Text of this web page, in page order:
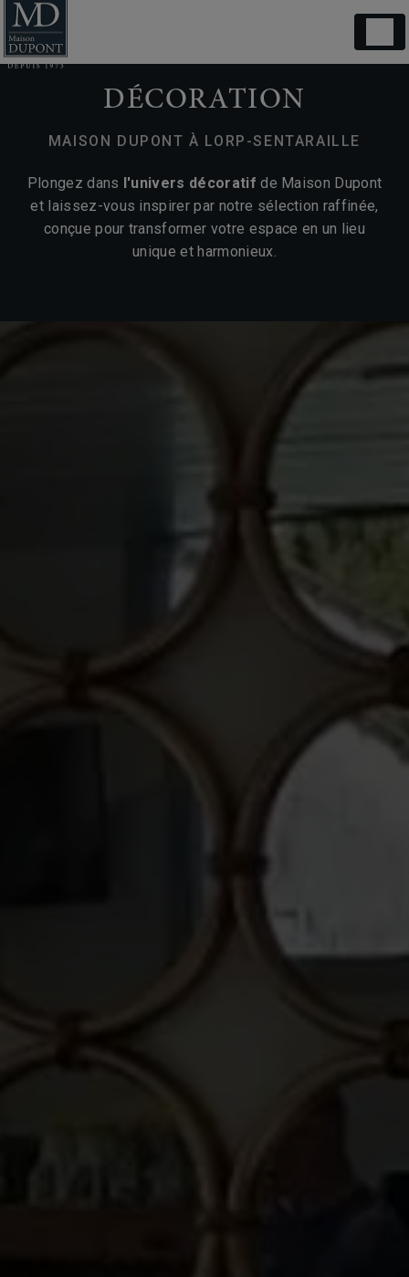
DÉCORATION
MAISON DUPONT À LORP-SENTARAILLE
Plongez dans l'univers décoratifde Maison Dupont
et laissez-vous inspirer par notre sélection raffinée,
conçue pour transformer votre espace en un lieu
unique et harmonieux.
Panneau de gestion des cookies